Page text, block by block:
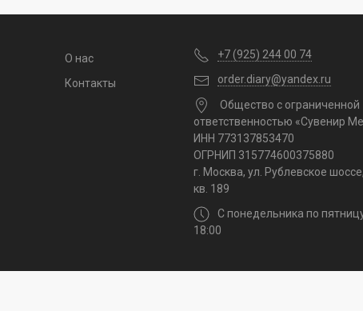
О нас
Контакты
+7 (925) 244 00 74
order.diary@yandex.ru
Общество с ограниченной
ответственностью «Сувенир
ИНН 773137853470
ОГРНИП 315774600375880
г. Москва, ул. Рублевское
кв. 189
С понедельника по
18:00